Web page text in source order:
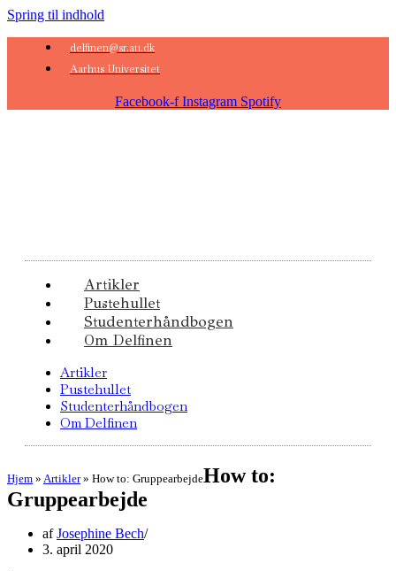
Spring til indhold
delfinen@sr.au.dk
Aarhus Universitet
Facebook-f Instagram Spotify
Artikler
Pustehullet
Studenterhåndbogen
Om Delfinen
Artikler
Pustehullet
Studenterhåndbogen
Om Delfinen
Hjem » Artikler» How to: GruppearbejdeHow to:
Gruppearbejde
afJosephine Bech
3. april 2020